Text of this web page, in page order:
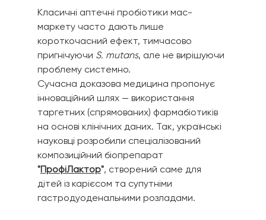
Класичні аптечні пробіотики мас-
маркету часто дають лише
короткочасний ефект, тимчасово
пригнічуючи S. mutans, але не вирішуючи
проблему системно.
Сучасна доказова медицина пропонує
інноваційний шлях — використання
таргетних (спрямованих) фармабіотиків
на основі клінічних даних. Так, українські
науковці розробили спеціалізований
композиційний біопрепарат
"ПрофіЛактор", створений саме для
дітей із карієсом та супутніми
гастродуоденальними розладами.